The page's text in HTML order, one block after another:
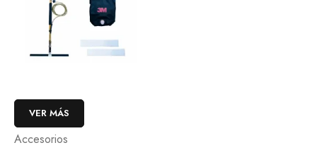
VER MÁS
Accesorios